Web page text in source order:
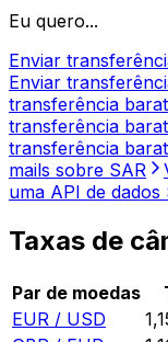
Eu quero...
Enviar
Enviar
transferência
transferência
transferência
mails sobre SAR
uma API de
Taxas de
Par de moedas
EUR / USD